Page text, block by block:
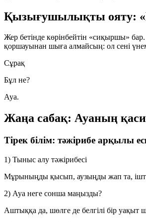
Қызығушылықты ояту:
Жер бетінде көрінбейтін «сиқыршы»
қоршауынан шыға алмайсың: ол сені
Сұрақ
Бұл не?
Ауа.
Жаңа сабақ: Ауаның
Тірек білім: тәжірибе арқылы
1) Тыныс алу тәжірибесі
Мұрыныңды қысып, аузыңды жап та,
2) Ауа неге сонша маңызды?
Аштыққа да, шөлге де белгілі бір